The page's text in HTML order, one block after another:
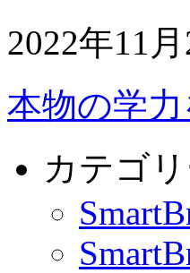
2022年11月
本物の学
カテゴ